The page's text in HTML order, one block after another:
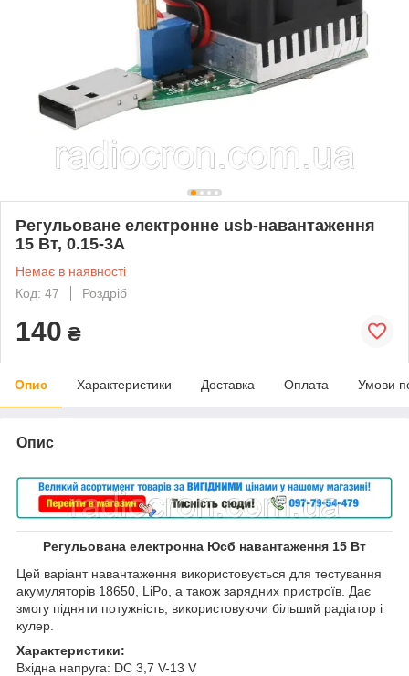
Регульоване електронне usb-навантаження
15 Вт, 0.15-3А
Немає в наявності
Код: 47
Роздріб
140 ₴
Опис Характеристики Доставка Оплата Умови
Опис
Регульована електронна Юсб навантаження 15 Вт
Цей варіант навантаження використовується для тестування
акумуляторів 18650, LiPo, а також зарядних пристроїв. Дає
змогу підняти потужність, використовуючи більший радіатор і
кулер.
Характеристики:
Вхідна напруга: DC 3,7 V-13 V